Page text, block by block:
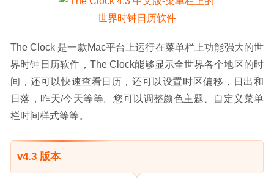
The Clock 是一款Mac平台上运行在菜单栏上功能强大的世
界时钟日历软件，The Clock能够显示全世界各个地区的时
间，还可以快速查看日历，还可以设置时区偏移，日出和
日落，昨天/今天等等。您可以调整颜色主题、自定义菜单
栏时间样式等等。
v4.3 版本